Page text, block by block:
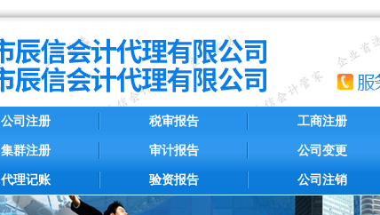
公司注册
集群注册
代理记账
税审报告
审计报告
验资报告
工商注册
公司变更
公司注销